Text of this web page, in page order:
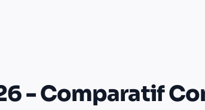
- Comparatif